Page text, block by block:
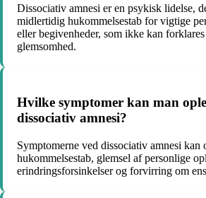
Dissociativ amnesi er en psykisk lidelse,
midlertidig hukommelsestab for vigtige
eller begivenheder, som ikke kan
glemsomhed.
Hvilke symptomer kan man
dissociativ amnesi?
Symptomerne ved dissociativ amnesi kan
hukommelsestab, glemsel af personlige
erindringsforsinkelser og forvirring om